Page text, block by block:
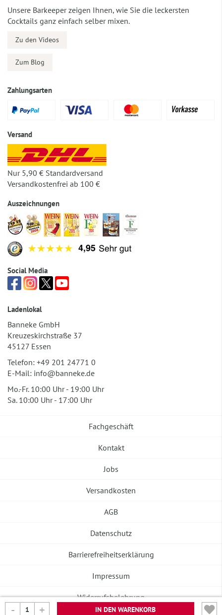
IN DEN WARENKORB
Unsere Barkeeper zeigen Ihnen, wie Sie die leckersten
Cocktails ganz einfach selber mixen.
Zu den Videos
Zum Blog
Zahlungsarten
Versand
Nur 5,90 € Standardversand
Versandkostenfrei ab 100 €
Auszeichnungen
Social Media
Ladenlokal
Banneke GmbH
Kreuzeskirchstraße 37
45127 Essen
Telefon: +49 201 24771 0
E-Mail: info@banneke.de
Mo.-Fr. 10:00 Uhr - 19:00 Uhr
Sa. 10:00 Uhr - 17:00 Uhr
Fachgeschäft
Kontakt
Jobs
Versandkosten
AGB
Datenschutz
Barrierefreiheitserklärung
Impressum
Widerrufsbelehrung